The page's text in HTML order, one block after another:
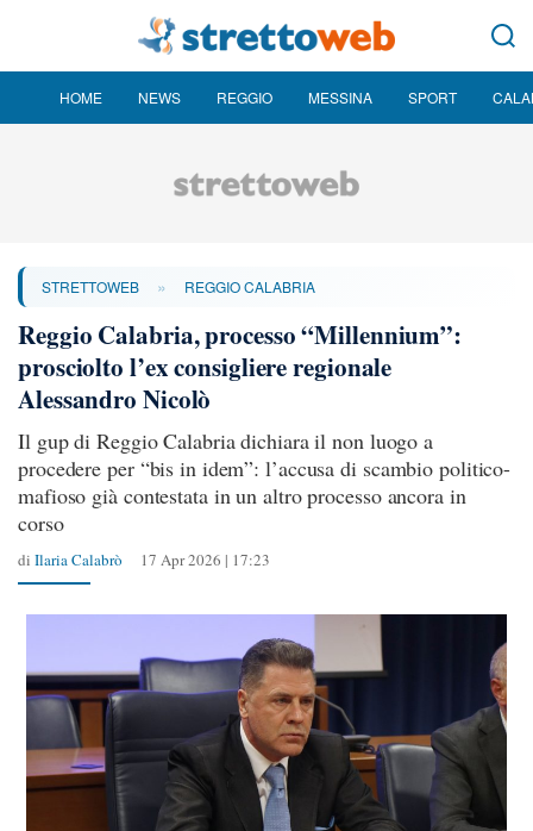
HOME NEWS REGGIO MESSINA SPORT
STRETTOWEB » REGGIO CALABRIA
Reggio Calabria, processo “Millennium”:
prosciolto l’ex consigliere regionale
Alessandro Nicolò
Il gup di Reggio Calabria dichiara il non luogo a
procedere per “bis in idem”: l’accusa di scambio politico-
mafioso già contestata in un altro processo ancora in
corso
di Ilaria Calabrò 17 Apr 2026 | 17:23